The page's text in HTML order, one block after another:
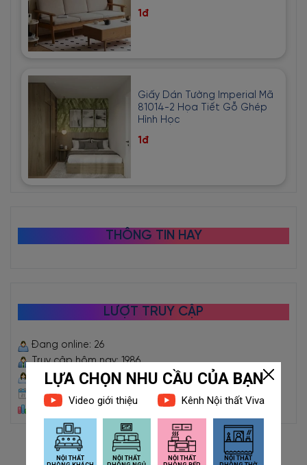
1đ
Giấy Dán Tường Imperial Mã
81014-2 Họa Tiết Gỗ Ghép
Hình Học
1đ
THÔNG TIN HAY
LƯỢT TRUY CẬP
Đang online: 26
Truy cập hôm nay: 1986
Truy cập hôm qua: 2918
Truy cập trong tháng: 62660
Tổng truy cập: 2476229